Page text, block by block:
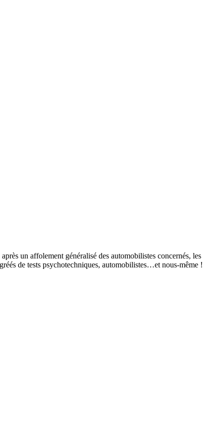
un affolement généralisé des automobilistes concernés, les
de tests psychotechniques, automobilistes…et nous-même !